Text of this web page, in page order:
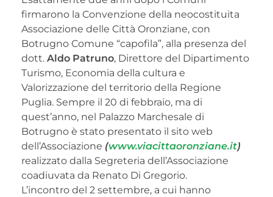
firmarono la Convenzione della neocostituita
Associazione delle Città Oronziane, con
Botrugno Comune “capofila”, alla presenza del
dott. Aldo Patruno, Direttore del Dipartimento
Turismo, Economia della cultura e
Valorizzazione del territorio della Regione
Puglia. Sempre il 20 di febbraio, ma di
quest’anno, nel Palazzo Marchesale di
Botrugno è stato presentato il sito web
dell’Associazione (www.viacittaoronziane.it)
realizzato dalla Segreteria dell’Associazione
coadiuvata da Renato Di Gregorio.
L’incontro del 2 settembre, a cui hanno